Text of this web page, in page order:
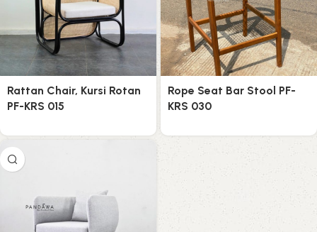
Rattan Chair, Kursi Rotan
PF-KRS 015
Rope Seat Bar Stool PF-
KRS 030